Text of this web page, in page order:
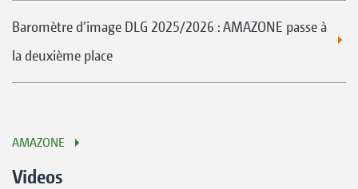
Baromètre d’image DLG 2025/2026 : AMAZONE passe à
la deuxième place
AMAZONE
Videos